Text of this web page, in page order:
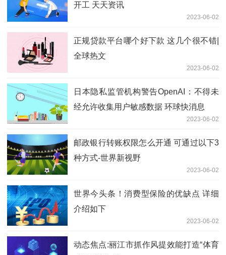
开工 天天资讯
2023-06-02
正规贷款平台哪个好下款 这几个很不错|
全球热文
2023-06-02
日本隐私监管机构警告OpenAI：不得未
经允许收集用户敏感数据 环球快消息
2023-06-02
邮政银行转账权限怎么开通 可通过以下3
种方式-世界新视野
2023-06-02
世界今头条！消费型保险的优缺点 详细
介绍如下
2023-06-02
动态焦点:丽江市抓作风提效能打造“体育